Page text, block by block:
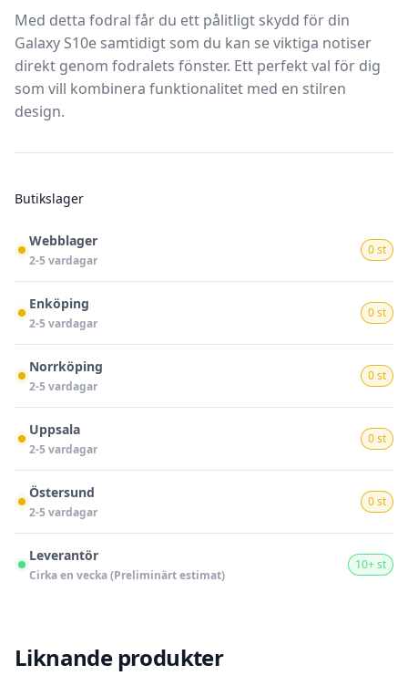
Med detta fodral får du ett pålitligt skydd för din
Galaxy S10e samtidigt som du kan se viktiga notiser
direkt genom fodralets fönster. Ett perfekt val för dig
som vill kombinera funktionalitet med en stilren
design.
Butikslager
Webblager
2-5 vardagar
0 st
Enköping
2-5 vardagar
0 st
Norrköping
2-5 vardagar
0 st
Uppsala
2-5 vardagar
0 st
Östersund
2-5 vardagar
0 st
Leverantör
Cirka en vecka (Preliminärt estimat)
10+ st
Liknande produkter